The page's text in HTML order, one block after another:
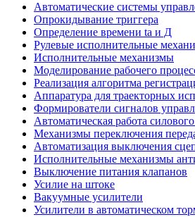
Автоматические системы
Опрокидывание триггера
Определение времени ta и Д
Рулевые исполнительные
Исполнительные механизмы
Моделирование рабочего
Реализация алгоритма
Аппаратура для траекторных
Формирователи сигналов
Автоматическая работа
Механизмы переключения
Автоматизация выключения
Исполнительные механизмы
Выключение питания клапанов
Усилие на штоке
Вакуумные усилители
Усилители в автоматическом